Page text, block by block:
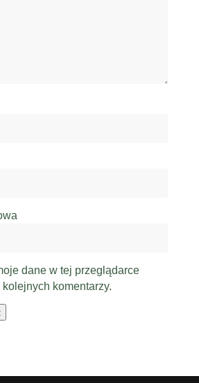
dane w tej przeglądarce
komentarzy.